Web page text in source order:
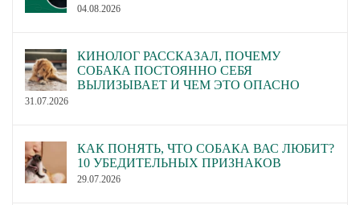
04.08.2026
КИНОЛОГ РАССКАЗАЛ, ПОЧЕМУ
СОБАКА ПОСТОЯННО СЕБЯ
ВЫЛИЗЫВАЕТ И ЧЕМ ЭТО ОПАСНО
31.07.2026
КАК ПОНЯТЬ, ЧТО СОБАКА ВАС ЛЮБИТ?
10 УБЕДИТЕЛЬНЫХ ПРИЗНАКОВ
29.07.2026